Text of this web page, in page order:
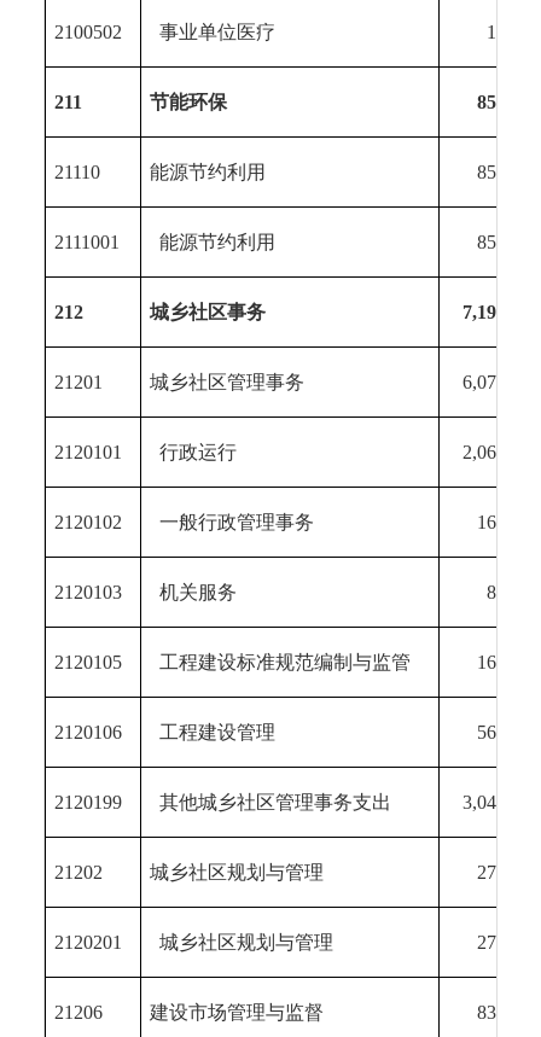
2100502 事业单位医疗 12.29
211 节能环保 858.72
21110 能源节约利用 858.72
2111001 能源节约利用 858.72
212 城乡社区事务 7,190.10
21201 城乡社区管理事务 6,075.67
2120101 行政运行 2,060.10
2120102 一般行政管理事务 163.71
2120103 机关服务 85.83
2120105 工程建设标准规范编制与监管 160.00
2120106 工程建设管理 563.02
2120199 其他城乡社区管理事务支出 3,043.02
21202 城乡社区规划与管理 278.24
2120201 城乡社区规划与管理 278.24
21206 建设市场管理与监督 836.18